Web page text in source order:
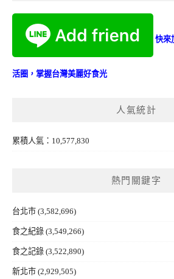
快來
活圈，掌握台灣美麗好食光
人氣統計
累積人氣：10,577,830
熱門關鍵字
台北市 (3,582,696)
食之紀錄 (3,549,266)
食之記錄 (3,522,890)
新北市 (2,929,505)